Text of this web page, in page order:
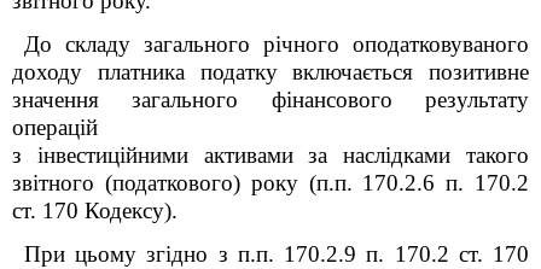
До складу загального річного оподатковуваного
доходу платника податку включається позитивне
значення загального фінансового результату
операцій
з інвестиційними активами за наслідками такого
звітного (податкового) року (п.п. 170.2.6 п. 170.2
ст. 170 Кодексу).
При цьому згідно з п.п. 170.2.9 п. 170.2 ст. 170